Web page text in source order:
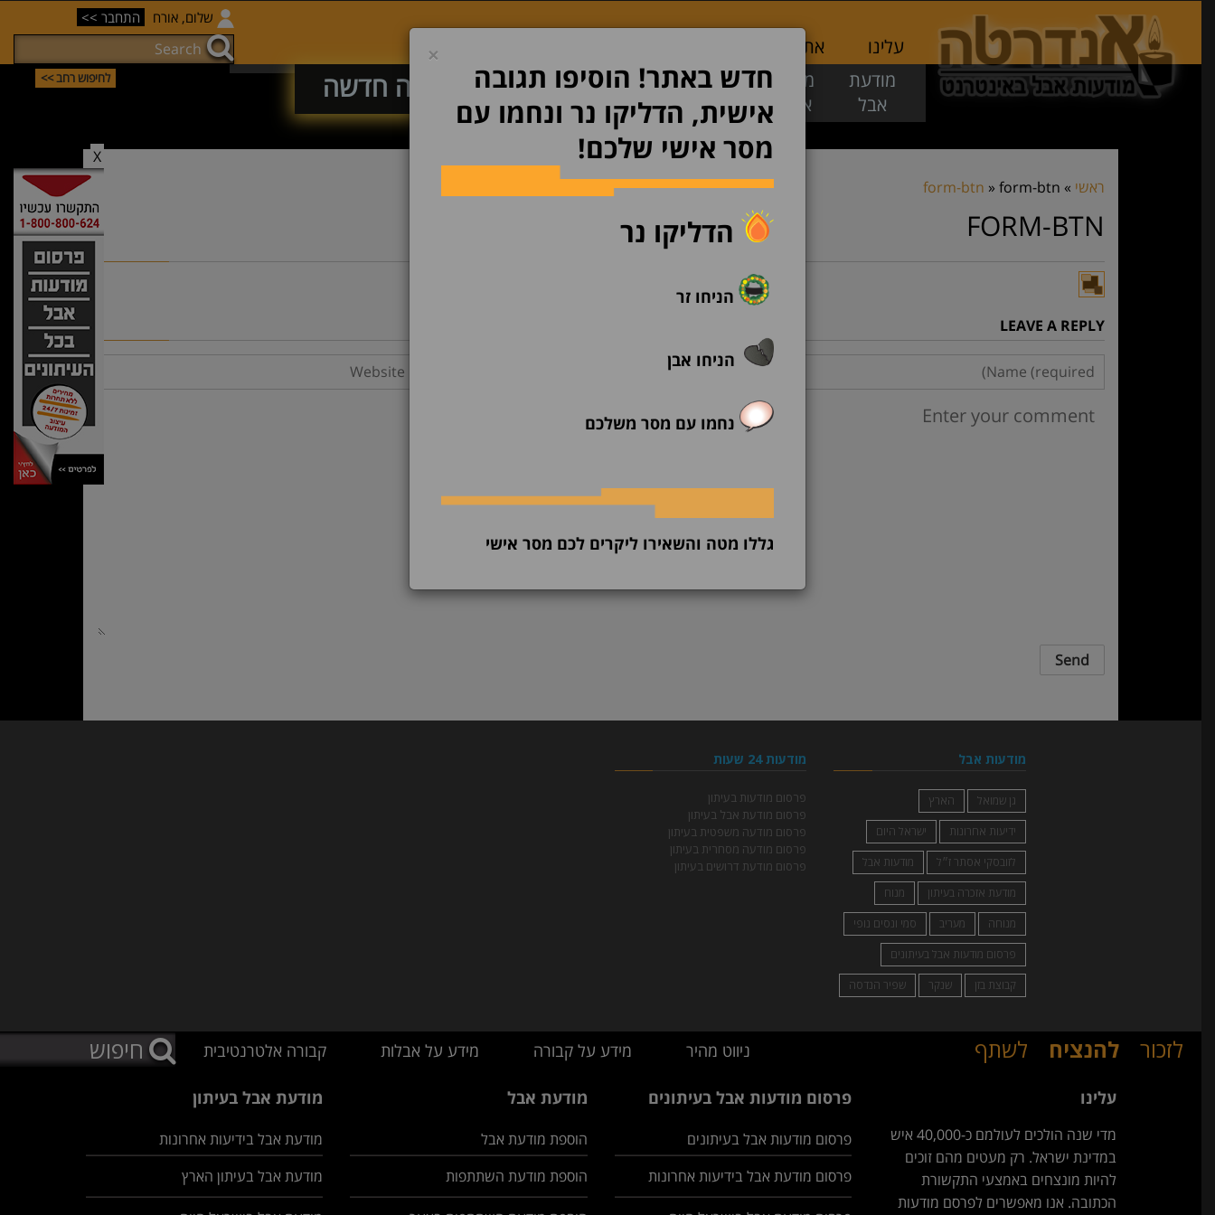
X
עלינו אתר זיכרון
מודעת
אבל
מודעת
אזכרה
השתתפות
בצער
הנצחה הוספת מודעה חדשה
שלום, אורח התחבר >>
לחיפוש רחב >>
ראשי »
form-btn » form-btn
FORM-BTN
LEAVE A REPLY
מודעות אבל
גן שמואל
הארץ
ידיעות אחרונות
ישראל היום
לזובסקי אסתר ז״ל
מודעות אבל
מודעת אזכרה בעיתון
מנוח
מנוחה
מעריב
סמי ונסים נופי
פרסום מודעות אבל בעיתונים
קבוצת בזן
שנקר שפיר הנדסה
מודעות 24 שעות
פרסום מודעות בעיתון
פרסום מודעת אבל בעיתון
פרסום מודעה משפטית בעיתון
פרסום מודעה מסחרית בעיתון
פרסום מודעת דרושים בעיתון
ניווט מהיר מידע על קבורה מידע על אבלות קבורה אלטרנטיבית לזכור להנציח לשתף
×
חדש באתר! הוסיפו תגובה
אישית, הדליקו נר ונחמו עם
מסר אישי שלכם!
הדליקו נר
הניחו זר
הניחו אבן
נחמו עם מסר משלכם
גללו מטה והשאירו ליקרים לכם מסר אישי
עלינו
מדי שנה הולכים לעולמם כ-40,000 איש
במדינת ישראל. רק מעטים מהם זוכים
להיות מונצחים באמצעי התקשורת
הכתובה. אנו מאפשרים לפרסם מודעות
פרסום מודעות אבל בעיתונים
פרסום מודעות אבל בעיתונים
פרסום מודעת אבל בידיעות אחרונות
מודעת אבל
הוספת מודעת אבל
הוספת מודעת השתתפות
מודעת אבל בעיתון
מודעת אבל בידיעות אחרונות
מודעת אבל בעיתון הארץ